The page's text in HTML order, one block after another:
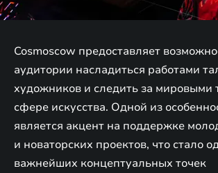
Cosmoscow предоставляет
аудитории насладиться работами
художников и следить за мировыми
сфере искусства. Одной из
является акцент на поддержке
и новаторских проектов, что стало
важнейших концептуальных точек